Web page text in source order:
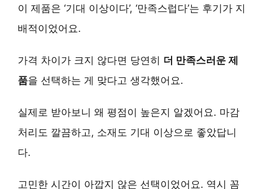
이 제품은 ‘기대 이상이다’, ‘만족스럽다’는 후기가 지
배적이었어요.
가격 차이가 크지 않다면 당연히 더 만족스러운 제
품을 선택하는 게 맞다고 생각했어요.
실제로 받아보니 왜 평점이 높은지 알겠어요. 마감
처리도 깔끔하고, 소재도 기대 이상으로 좋았답니
다.
고민한 시간이 아깝지 않은 선택이었어요. 역시 꼼